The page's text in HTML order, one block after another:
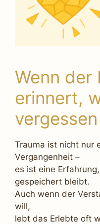
Wenn der
erinnert,
Trauma ist nicht nur
Vergangenheit –
es ist eine
gespeichert bleibt.
Auch wenn der
will,
lebt das Erlebte oft